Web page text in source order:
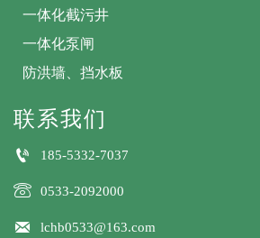
一体化截污井
一体化泵闸
防洪墙、挡水板
联系我们
 185-5332-7037
 0533-2092000
 lchb0533@163.com